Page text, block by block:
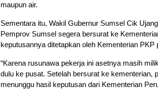
maupun air.
Sementara itu, Wakil Gubernur Sumsel Cik
Pemprov Sumsel segera bersurat ke
keputusannya ditetapkan oleh Kementerian PKP
“Karena rusunawa pekerja ini asetnya masih
dulu ke pusat. Setelah bersurat ke kementerian,
menunggu hasil keputusan dari Kementerian